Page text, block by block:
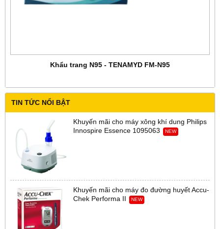
Khẩu trang N95 - TENAMYD FM-N95
TIN TỨC NỔI BẬT
Khuyến mãi cho máy xông khí dung Philips
Innospire Essence 1095063
NEW
Khuyến mãi cho máy đo đường huyết Accu-
Chek Performa II
NEW